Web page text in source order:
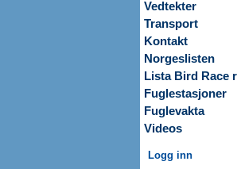
Vedtekter
Transport
Kontakt
Norgeslisten
Lista Bird Race
Fuglestasjoner
Fuglevakta
Videos
Logg inn